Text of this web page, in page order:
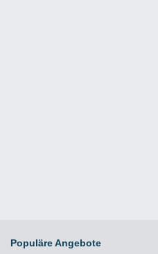
Populäre Angebote